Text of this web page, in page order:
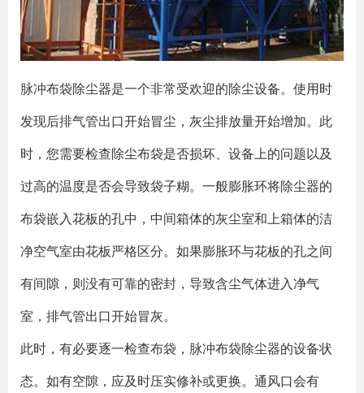
脉冲布袋除尘器是一个非常受欢迎的除尘设备。使用时
发现后排气管出口开始冒尘，灰尘排放量开始增加。此
时，您需要检查除尘布袋是否损坏、设备上的问题以及
过高的温度是否会导致袋子糊。一般膨胀环将除尘器的
布袋嵌入花板的孔中，中间箱体的灰尘室和上箱体的洁
净空气室由花板严格区分。如果膨胀环与花板的孔之间
有间隙，则没有可靠的密封，导致含尘气体进入净气
室，排气管出口开始冒灰。
此时，有必要逐一检查布袋，脉冲布袋除尘器的设备状
态。如有空隙，应及时压实修补或更换。通风口会有